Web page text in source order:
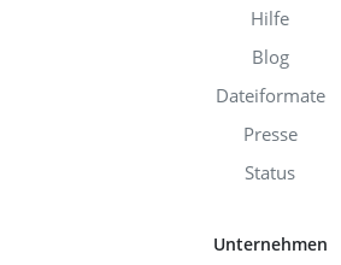
Hilfe
Blog
Dateiformate
Presse
Status
Unternehmen